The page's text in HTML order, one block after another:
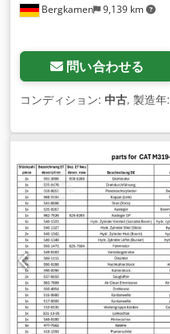
Bergkamen 9,139 km
問い合わせる
コンディション: 中古, 製造年: